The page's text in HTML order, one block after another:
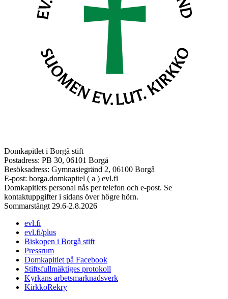
Domkapitlet i Borgå stift
Postadress: PB 30, 06101 Borgå
Besöksadress: Gymnasiegränd 2, 06100 Borgå
E-post: borga.domkapitel ( a ) evl.fi
Domkapitlets personal nås per telefon och e-post. Se
kontaktuppgifter i sidans över högre hörn.
Sommarstängt 29.6-2.8.2026
evl.fi
evl.fi/plus
Biskopen i Borgå stift
Pressrum
Domkapitlet på Facebook
Stiftsfullmäktiges protokoll
Kyrkans arbetsmarknadsverk
KirkkoRekry